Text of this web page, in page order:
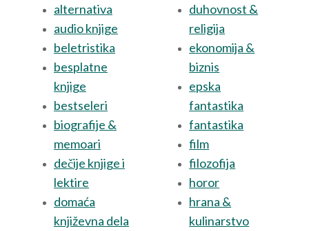
alternativa
audio knjige
beletristika
besplatne
knjige
bestseleri
biografije &
memoari
dečije knjige i
lektire
domaća
književna dela
duhovnost &
religija
ekonomija &
biznis
epska
fantastika
fantastika
film
filozofija
horor
hrana &
kulinarstvo